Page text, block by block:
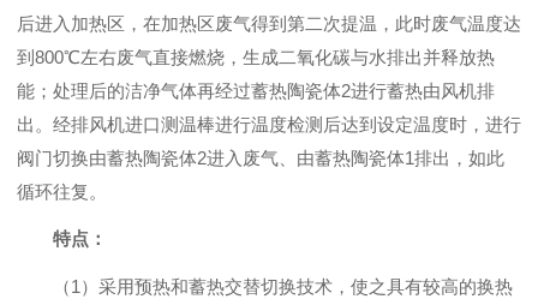
后进入加热区，在加热区废气得到第二次提温，此时废气温度达
到800℃左右废气直接燃烧，生成二氧化碳与水排出并释放热
能；处理后的洁净气体再经过蓄热陶瓷体2进行蓄热由风机排
出。经排风机进口测温棒进行温度检测后达到设定温度时，进行
阀门切换由蓄热陶瓷体2进入废气、由蓄热陶瓷体1排出，如此
循环往复。
特点：
（1）采用预热和蓄热交替切换技术，使之具有较高的换热